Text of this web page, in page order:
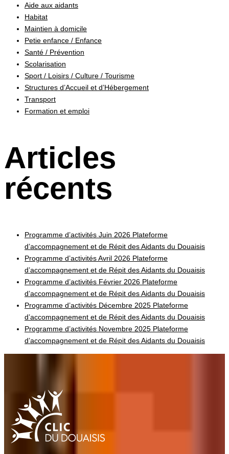
Aide aux aidants
Habitat
Maintien à domicile
Petie enfance / Enfance
Santé / Prévention
Scolarisation
Sport / Loisirs / Culture / Tourisme
Structures d’Accueil et d’Hébergement
Transport
Formation et emploi
Articles
récents
Programme d’activités Juin 2026 Plateforme
d’accompagnement et de Répit des Aidants du Douaisis
Programme d’activités Avril 2026 Plateforme
d’accompagnement et de Répit des Aidants du Douaisis
Programme d’activités Février 2026 Plateforme
d’accompagnement et de Répit des Aidants du Douaisis
Programme d’activités Décembre 2025 Plateforme
d’accompagnement et de Répit des Aidants du Douaisis
Programme d’activités Novembre 2025 Plateforme
d’accompagnement et de Répit des Aidants du Douaisis